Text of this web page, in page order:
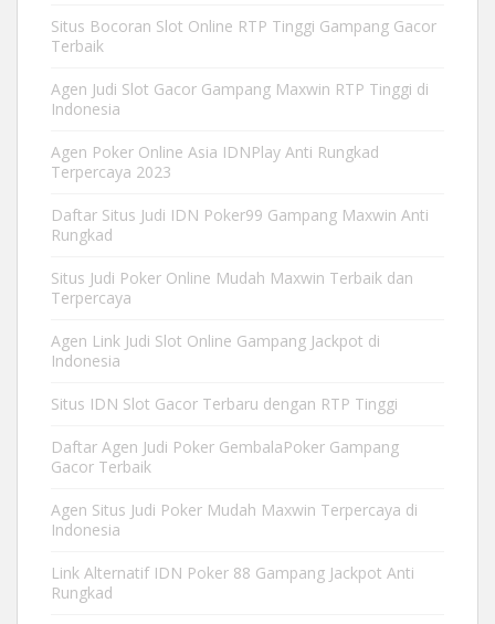
Situs Bocoran Slot Online RTP Tinggi Gampang Gacor
Terbaik
Agen Judi Slot Gacor Gampang Maxwin RTP Tinggi di
Indonesia
Agen Poker Online Asia IDNPlay Anti Rungkad
Terpercaya 2023
Daftar Situs Judi IDN Poker99 Gampang Maxwin Anti
Rungkad
Situs Judi Poker Online Mudah Maxwin Terbaik dan
Terpercaya
Agen Link Judi Slot Online Gampang Jackpot di
Indonesia
Situs IDN Slot Gacor Terbaru dengan RTP Tinggi
Daftar Agen Judi Poker GembalaPoker Gampang
Gacor Terbaik
Agen Situs Judi Poker Mudah Maxwin Terpercaya di
Indonesia
Link Alternatif IDN Poker 88 Gampang Jackpot Anti
Rungkad